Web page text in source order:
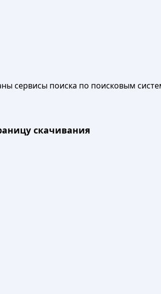
сервисы поиска по поисковым
скачивания